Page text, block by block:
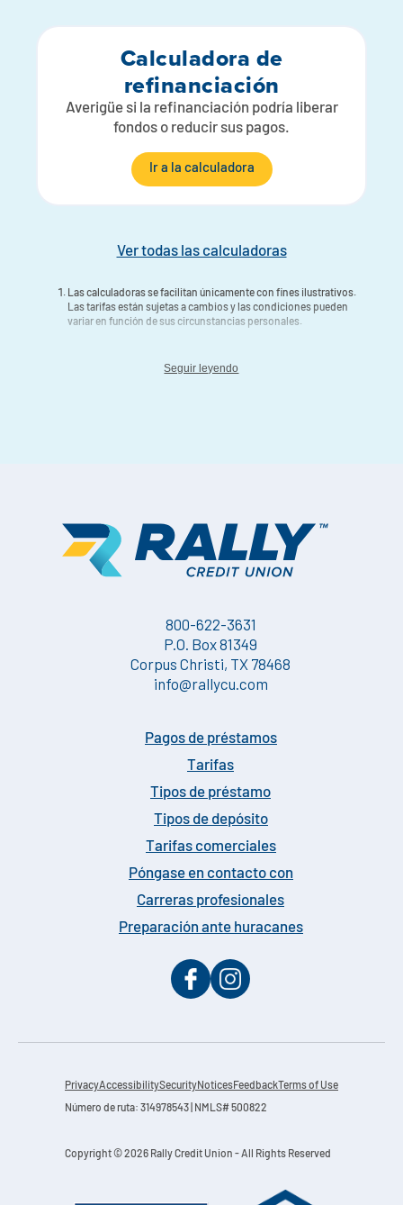
Calculadora de
refinanciación
Averigüe si la refinanciación podría liberar
fondos o reducir sus pagos.
Ir a la calculadora
Ver todas las calculadoras
Las calculadoras se facilitan únicamente con fines ilustrativos.
Las tarifas están sujetas a cambios y las condiciones pueden
variar en función de sus circunstancias personales.
Seguir leyendo
800-622-3631
P.O. Box 81349
Corpus Christi, TX 78468
info@rallycu.com
Pagos de préstamos
Tarifas
Tipos de préstamo
Tipos de depósito
Tarifas comerciales
Póngase en contacto con
Carreras profesionales
Preparación ante huracanes
PrivacyAccessibilitySecurityNoticesFeedback Terms of Use
Número de ruta: 314978543 | NMLS# 500822
Copyright © 2026 Rally Credit Union - All Rights Reserved